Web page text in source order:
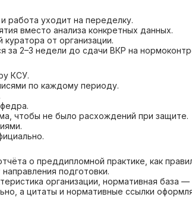
работа уходит на переделку.
вместо анализа конкретных данных.
от организации.
2–3 недели до сдачи ВКР на
КСУ.
по каждому периоду.
чтобы не было расхождений при защите.
о преддипломной практике, как
подготовки.
организации, нормативная база
а цитаты и нормативные ссылки